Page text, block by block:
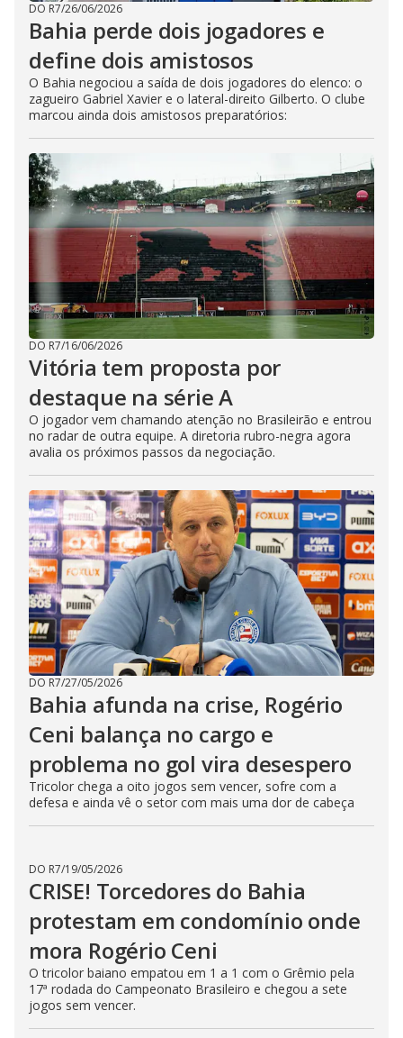
DO R7/26/06/2026
Bahia perde dois jogadores e
define dois amistosos
O Bahia negociou a saída de dois jogadores do elenco: o
zagueiro Gabriel Xavier e o lateral-direito Gilberto. O clube
marcou ainda dois amistosos preparatórios:
DO R7/16/06/2026
Vitória tem proposta por
destaque na série A
O jogador vem chamando atenção no Brasileirão e entrou
no radar de outra equipe. A diretoria rubro-negra agora
avalia os próximos passos da negociação.
DO R7/27/05/2026
Bahia afunda na crise, Rogério
Ceni balança no cargo e
problema no gol vira desespero
Tricolor chega a oito jogos sem vencer, sofre com a
defesa e ainda vê o setor com mais uma dor de cabeça
DO R7/19/05/2026
CRISE! Torcedores do Bahia
protestam em condomínio onde
mora Rogério Ceni
O tricolor baiano empatou em 1 a 1 com o Grêmio pela
17ª rodada do Campeonato Brasileiro e chegou a sete
jogos sem vencer.